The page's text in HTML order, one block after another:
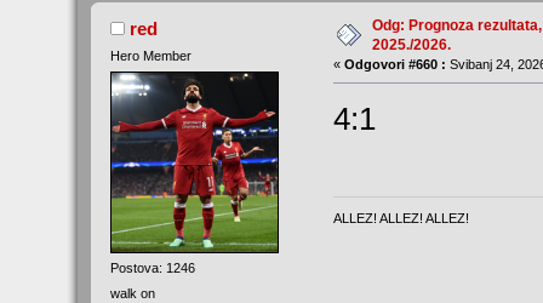
red
Hero Member
Postova: 1246
walk on
Odg: Prognoza
2025./2026.
« Odgovori #660 : Svibanj 24,
4:1
ALLEZ! ALLEZ! ALLEZ!